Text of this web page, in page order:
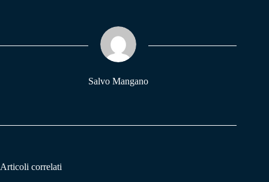
pp m
Salvo Mangano
Articoli correlati